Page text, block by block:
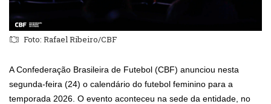
Foto: Rafael Ribeiro/CBF
A Confederação Brasileira de Futebol (CBF) anunciou nesta
segunda-feira (24) o calendário do futebol feminino para a
temporada 2026. O evento aconteceu na sede da entidade, no